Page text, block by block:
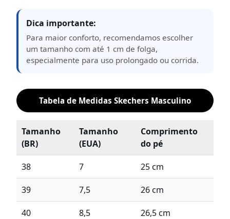
Dica importante:
Para maior conforto, recomendamos escolher
um tamanho com até 1 cm de folga,
especialmente para uso prolongado ou corrida.
Tabela de Medidas Skechers Masculino
Tamanho
(BR)
Tamanho
(EUA)
Comprimento
do pé
38 7 25 cm
39 7,5 26 cm
40 8,5 26,5 cm